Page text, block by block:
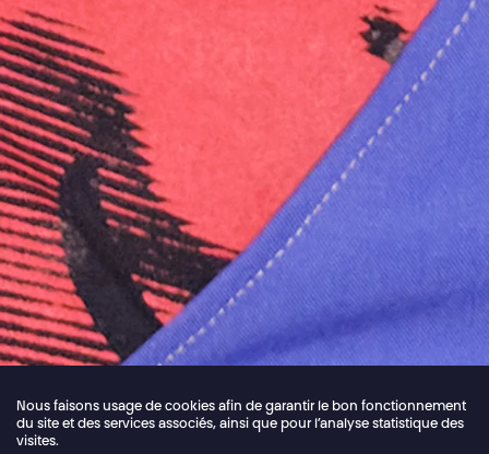
Nous faisons usage de cookies afin de garantir le bon fonctionnement
du site et des services associés, ainsi que pour l’analyse statistique des
visites.